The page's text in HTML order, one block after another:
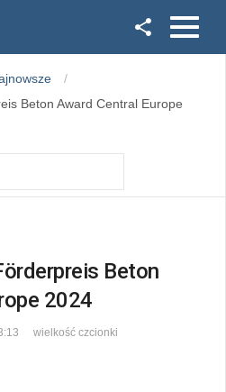
Beton Award Central Europe
Beton
2024
wielkość czcionki